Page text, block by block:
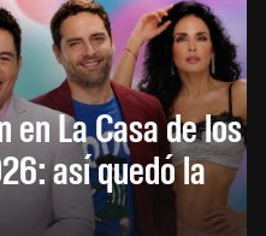
en La Casa de los
así quedó la